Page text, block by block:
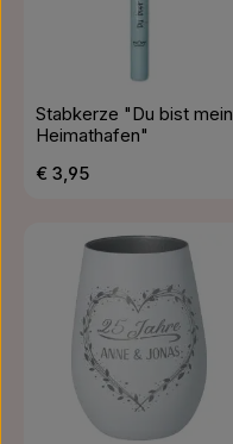
Stabkerze "Du bist mein
Heimathafen"
Regulärer Preis:
€ 3,95